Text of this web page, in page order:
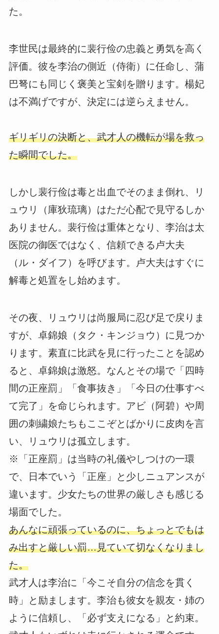
た。
李世民は最終的に裴行俭の忠義と勇気を高く
評価。彼を李治の側近（侍衛）に任命し、蒲
巴弩にも同じく褒美と宝剣を贈ります。楊妃
は不満げですが、決定には逆らえません。
ギリギリの決断と、武才人の機転が場を救っ
た瞬間でした。
しかし裴行俭は毒と出血でそのまま倒れ、リ
ュウリ（庫狄琉璃）はただ心配で見守るしか
ありません。裴行俭は重体となり、李治は太
医院の御医ではなく、信頼できる卢大夫
（ル・ダイフ）を呼びます。卢大夫はすぐに
解毒と処置をし始めます。
その夜、リュウリは尚服局に忍び足で戻りま
すが、卓錦娘（タク・キンジョウ）に見つか
ります。素直に比武を見に行ったことを認め
ると、卓錦娘は激怒。なんとその場で「四時
間の正座罰」「食事抜き」「今日の仕事すべ
て完了」を命じられます。アビ（阿碧）や周
囲の刺繍娘たちもここぞとばかりに皮肉を言
い、リュウリは孤立します。
※「正座罰」は当時の礼儀やしつけの一環
で、日本でいう「正座」と少しニュアンスが
違います。少女たちの世界の厳しさも感じる
場面でした。
あんなに頑張っているのに、ちょっとでもは
み出すと厳しい罰…見ていて切なくなりまし
た。
武才人は李治に「今こそ自分の信念を貫く
時」と励まします。李治も彼女を親友・姉の
ように信頼し、「必ず支えになる」と約束。